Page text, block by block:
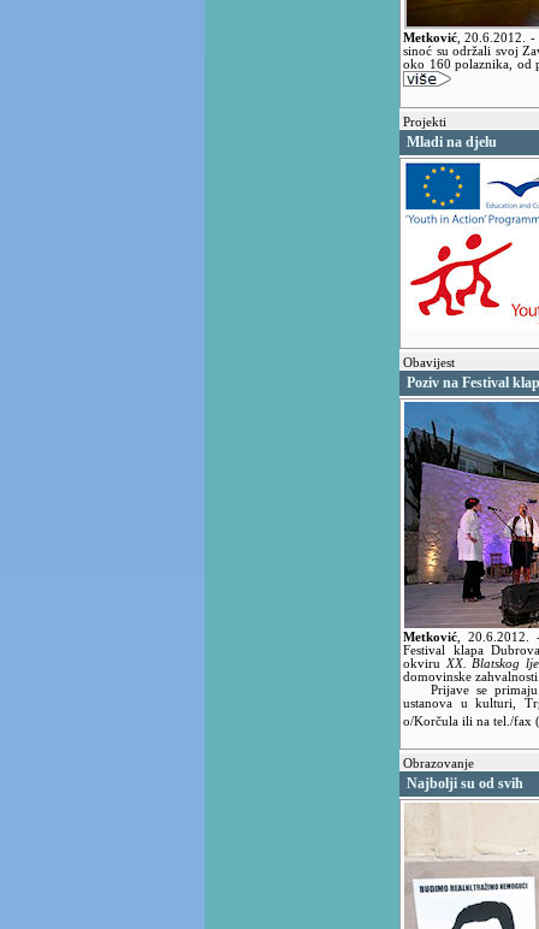
Metković ,20.6.2012. -
sinoć su održali svoj
oko 160 polaznika, od
Projekti
Mladi na djelu
Obavijest
Poziv na Festival
Metković ,20.6.2012.
Festival klapa
okviru
XX. Blatskog
domovinske
Prijave se primaju
ustanova u kulturi,
o/Korčula ili na tel./fax
Obrazovanje
Najbolji su od svih